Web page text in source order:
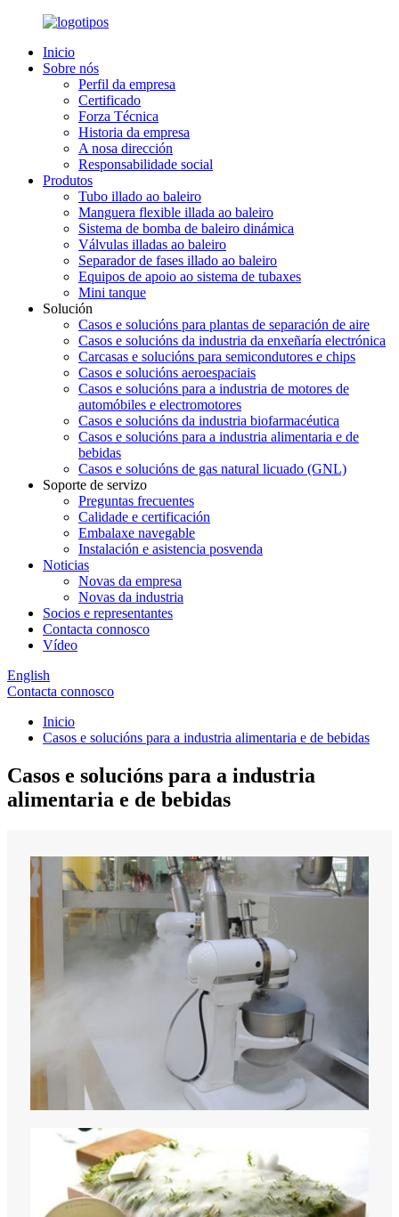
Inicio
Sobre nós
Perfil da empresa
Certificado
Forza Técnica
Historia da empresa
A nosa dirección
Responsabilidade social
Produtos
Tubo illado ao baleiro
Manguera flexible illada ao baleiro
Sistema de bomba de baleiro dinámica
Válvulas illadas ao baleiro
Separador de fases illado ao baleiro
Equipos de apoio ao sistema de tubaxes
Mini tanque
Solución
Casos e solucións para plantas de separación de aire
Casos e solucións da industria da enxeñaría electrónica
Carcasas e solucións para semicondutores e chips
Casos e solucións aeroespaciais
Casos e solucións para a industria de motores de
automóbiles e electromotores
Casos e solucións da industria biofarmacéutica
Casos e solucións para a industria alimentaria e de
bebidas
Casos e solucións de gas natural licuado (GNL)
Soporte de servizo
Preguntas frecuentes
Calidade e certificación
Embalaxe navegable
Instalación e asistencia posvenda
Noticias
Novas da empresa
Novas da industria
Socios e representantes
Contacta connosco
Vídeo
English
Contacta connosco
Inicio
Casos e solucións para a industria alimentaria e de bebidas
Casos e solucións para a industria
alimentaria e de bebidas